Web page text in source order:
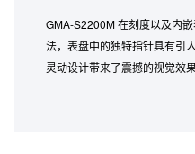
GMA-S2200M 在刻度以及内
法，表盘中的独特指针具有引
灵动设计带来了震撼的视觉效果